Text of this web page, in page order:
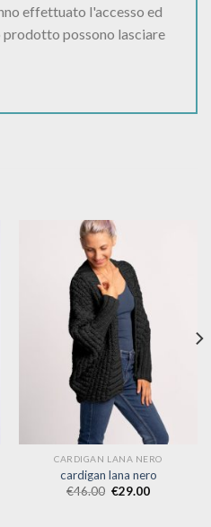
effettuato l'accesso ed
possono lasciare
CARDIGAN LANA NERO
cardigan lana nero
€46.00 €29.00